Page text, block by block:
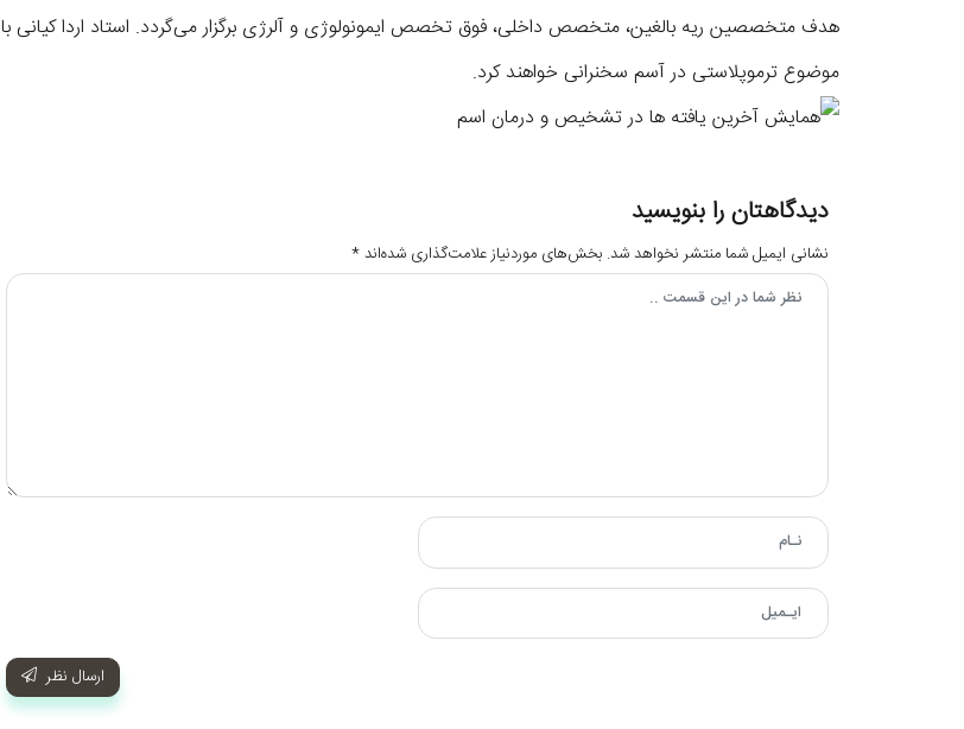
هدف متخصصین ریه بالغین، متخصص داخلی، فوق تخصص ایمونولوژی و آلرژی برگزار می‌گردد. استاد اردا کیانی با
موضوع ترموپلاستی در آسم سخنرانی خواهند کرد.
دیدگاهتان را بنویسید
نشانی ایمیل شما منتشر نخواهد شد. بخش‌های موردنیاز علامت‌گذاری شده‌اند*
ارسال نظر